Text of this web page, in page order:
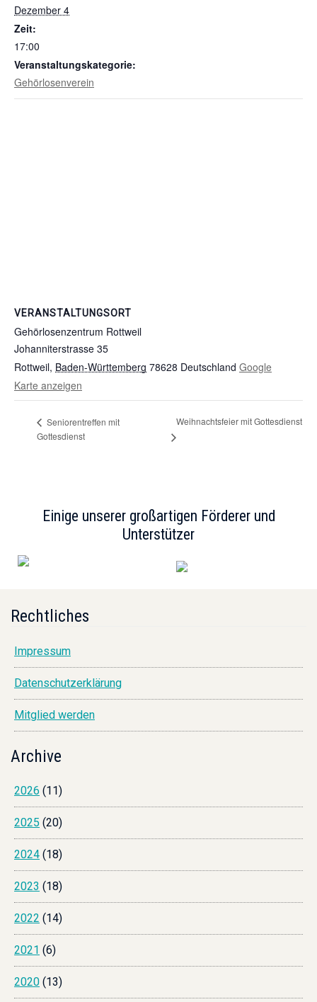
Dezember 4
Zeit:
17:00
Veranstaltungskategorie:
Gehörlosenverein
VERANSTALTUNGSORT
Gehörlosenzentrum Rottweil
Johanniterstrasse 35
Rottweil, Baden-Württemberg 78628 Deutschland Google
Karte anzeigen
Seniorentreffen mit
Gottesdienst
Weihnachtsfeier mit Gottesdienst
Einige unserer großartigen Förderer und
Unterstützer
Rechtliches
Impressum
Datenschutzerklärung
Mitglied werden
Archive
2026 (11)
2025 (20)
2024 (18)
2023 (18)
2022 (14)
2021 (6)
2020 (13)